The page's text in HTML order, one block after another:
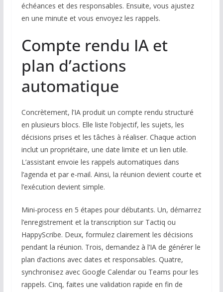
échéances et des responsables. Ensuite, vous ajustez
en une minute et vous envoyez les rappels.
Compte rendu IA et
plan d’actions
automatique
Concrètement, l’IA produit un compte rendu structuré
en plusieurs blocs. Elle liste l’objectif, les sujets, les
décisions prises et les tâches à réaliser. Chaque action
inclut un propriétaire, une date limite et un lien utile.
L’assistant envoie les rappels automatiques dans
l’agenda et par e-mail. Ainsi, la réunion devient courte et
l’exécution devient simple.
Mini-process en 5 étapes pour débutants. Un, démarrez
l’enregistrement et la transcription sur Tactiq ou
HappyScribe. Deux, formulez clairement les décisions
pendant la réunion. Trois, demandez à l’IA de générer le
plan d’actions avec dates et responsables. Quatre,
synchronisez avec Google Calendar ou Teams pour les
rappels. Cinq, faites une validation rapide en fin de